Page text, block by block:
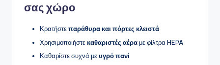
σας χώρο
Κρατήστεπαράθυρα και πόρτες κλειστά
Χρησιμοποιήστεκαθαριστές αέραμε φίλτρα HEPA
Καθαρίστε συχνά μευγρό πανί